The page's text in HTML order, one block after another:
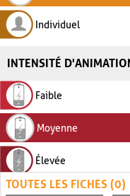
Individuel
INTENSITÉ
Faible
Moyenne
Élevée
TOUTES LES FICHES (0)